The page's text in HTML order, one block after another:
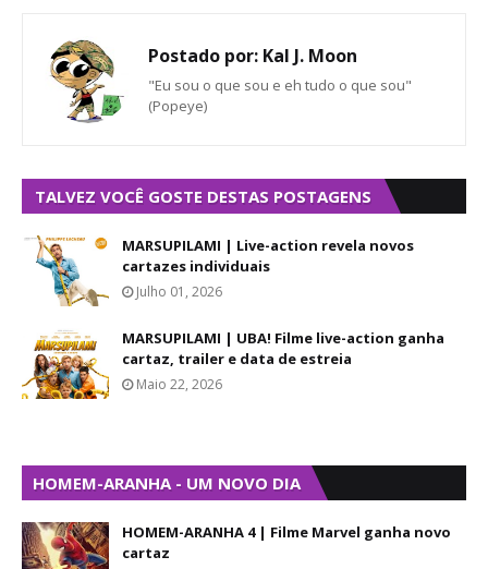
Postado por: Kal J. Moon
"Eu sou o que sou e eh tudo o que sou"
(Popeye)
TALVEZ VOCÊ GOSTE DESTAS POSTAGENS
MARSUPILAMI | Live-action revela novos
cartazes individuais
Julho 01, 2026
MARSUPILAMI | UBA! Filme live-action ganha
cartaz, trailer e data de estreia
Maio 22, 2026
HOMEM-ARANHA - UM NOVO DIA
HOMEM-ARANHA 4 | Filme Marvel ganha novo
cartaz